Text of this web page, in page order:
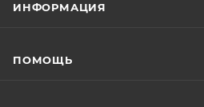
ИНФОРМАЦИЯ
ПОМОЩЬ